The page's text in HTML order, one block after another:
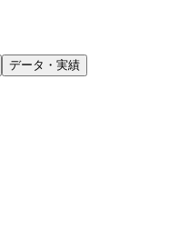
データ・実績